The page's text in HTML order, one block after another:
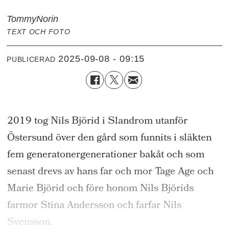
TommyNorin
TEXT OCH FOTO
PUBLICERAD 2025-09-08 - 09:15
2019 tog Nils Björid i Slandrom utanför
Östersund över den gård som funnits i släkten
fem generatonergenerationer bakåt och som
senast drevs av hans far och mor Tage Age och
Marie Björid och före honom Nils Björids
farmor Stina Andersson och farfar Nils
Svensson.